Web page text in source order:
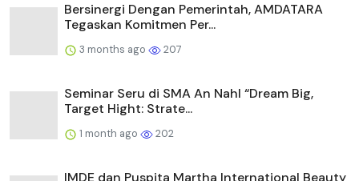
Bersinergi Dengan Pemerintah, AMDATARA
Tegaskan Komitmen Per...
3 months ago 207
Seminar Seru di SMA An Nahl “Dream Big,
Target Hight: Strate...
1 month ago 202
IMDE dan Puspita Martha International Beauty